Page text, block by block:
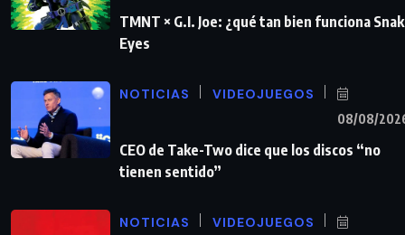
TMNT × G.I. Joe: ¿qué tan bien funciona
Eyes
NOTICIAS VIDEOJUEGOS
08/08/
CEO de Take-Two dice que los discos “no
tienen sentido”
NOTICIAS VIDEOJUEGOS